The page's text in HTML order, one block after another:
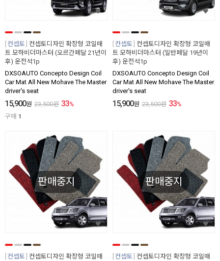
컨셉토
컨셉토디자인 확장형 코일매
트 모하비더마스터 (오르간페달 21년이
후) 운전석1p
DXSOAUTO Concepto Design Coil
Car Mat All New Mohave The Master
driver's seat
15,900원 23,500원 33%
구매 1
컨셉토
컨셉토디자인 확장형 코일매
트 모하비더마스터 (일반페달 19년이
후) 운전석1p
DXSOAUTO Concepto Design Coil
Car Mat All New Mohave The Master
driver's seat
15,900원 23,500원 33%
판매중지
컨셉토 컨셉토디자인 확장형 코일매
판매중지
컨셉토 컨셉토디자인 확장형 코일매